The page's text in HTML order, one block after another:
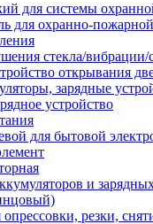
для системы
для охранно-
стекла/вибрации/
открывания
зарядные
устройство
для бытовой
и
резки,